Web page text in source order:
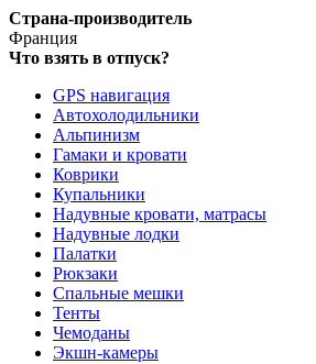
Страна-производитель
Франция
Что взять в отпуск?
GPS навигация
Автохолодильники
Альпинизм
Гамаки и кровати
Коврики
Купальники
Надувные кровати, матрасы
Надувные лодки
Палатки
Рюкзаки
Спальные мешки
Тенты
Чемоданы
Экшн-камеры